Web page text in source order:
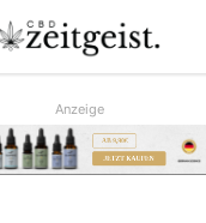
Anzeige
AB 9,90€
JETZT KAUFEN